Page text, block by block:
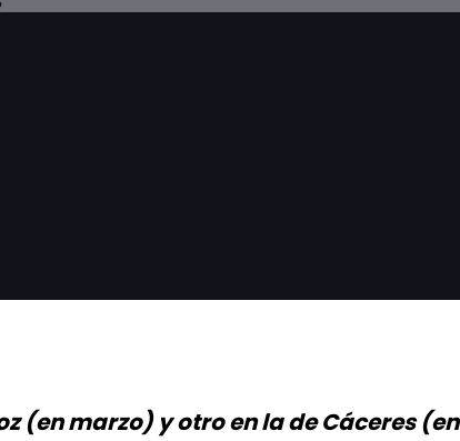
(en marzo) y otro en la de Cáceres (en